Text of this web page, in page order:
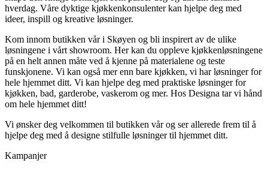
hverdag. Våre dyktige kjøkkenkonsulenter kan hjelpe deg med
ideer, inspill og kreative løsninger.
Kom innom butikken vår i Skøyen og bli inspirert av de ulike
løsningene i vårt showroom. Her kan du oppleve kjøkkenløsningene
på en helt annen måte ved å kjenne på materialene og teste
funskjonene. Vi kan også mer enn bare kjøkken, vi har løsninger for
hele hjemmet ditt. Vi kan hjelpe deg med praktiske løsninger for
kjøkken, bad, garderobe, vaskerom og mer. Hos Designa tar vi hånd
om hele hjemmet ditt!
Vi ønsker deg velkommen til butikken vår og ser allerede frem til å
hjelpe deg med å designe stilfulle løsninger til hjemmet ditt.
Kampanjer